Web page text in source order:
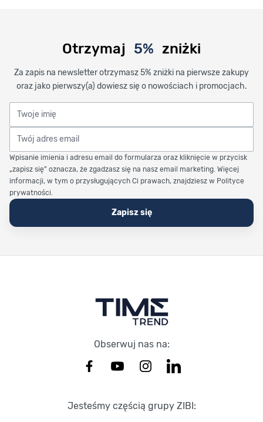
Otrzymaj 5% zniżki
Za zapis na newsletter otrzymasz 5% zniżki na pierwsze zakupy
oraz jako pierwszy(a) dowiesz się o nowościach i promocjach.
Twoje imię
Twój adres email
Wpisanie imienia i adresu email do formularza oraz kliknięcie w przycisk
„zapisz się” oznacza, że zgadzasz się na nasz email marketing. Więcej
informacji, w tym o przysługujących Ci prawach, znajdziesz w Polityce
prywatności.
Zapisz się
Obserwuj nas na:
Jesteśmy częścią grupy ZIBI: